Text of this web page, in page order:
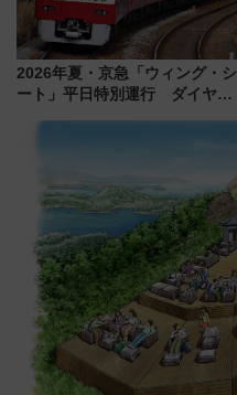
2026年夏・京急「ウィング・シ
ート」平日特別運行 ダイヤ・